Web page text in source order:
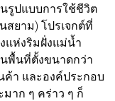
รูปแบบการใช้ชีวิต
สยาม) โปรเจกต์ที่
แห่งริมฝั่งแม่น้ำ
นพื้นที่ตั้งขนาดกว่า
ค้า และองค์ประกอบ
าก ๆ คร่าว ๆ ก็